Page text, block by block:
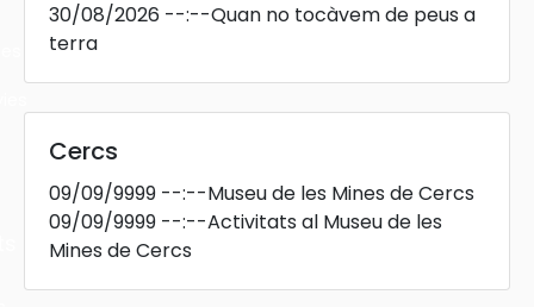
30/08/2026 --:--Quan no tocàvem de peus a
terra
Cercs
09/09/9999 --:--Museu de les Mines de Cercs
09/09/9999 --:--Activitats al Museu de les
Mines de Cercs